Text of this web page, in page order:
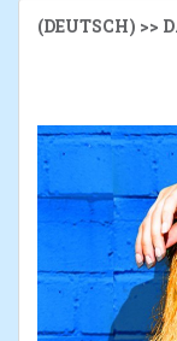
(DEUTSCH) >>